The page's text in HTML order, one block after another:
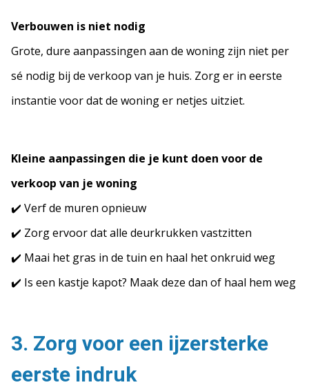
Verbouwen is niet nodig
Grote, dure aanpassingen aan de woning zijn niet per
sé nodig bij de verkoop van je huis. Zorg er in eerste
instantie voor dat de woning er netjes uitziet.
Kleine aanpassingen die je kunt doen voor de
verkoop van je woning
✔️ Verf de muren opnieuw
✔️ Zorg ervoor dat alle deurkrukken vastzitten
✔️ Maai het gras in de tuin en haal het onkruid weg
✔️ Is een kastje kapot? Maak deze dan of haal hem weg
3. Zorg voor een ijzersterke
eerste indruk